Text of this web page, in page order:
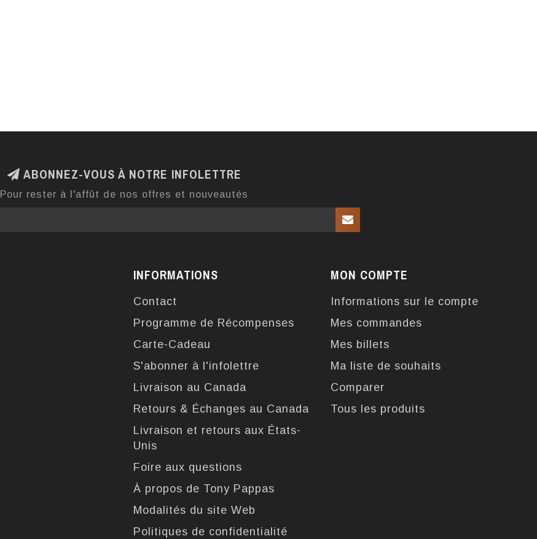
ABONNEZ-VOUS À NOTRE INFOLETTRE
Pour rester à l'affût de nos offres et nouveautés
INFORMATIONS
Contact
Programme de Récompenses
Carte-Cadeau
S'abonner à l'infolettre
Livraison au Canada
Retours & Échanges au Canada
Livraison et retours aux États-
Unis
Foire aux questions
À propos de Tony Pappas
Modalités du site Web
Politiques de confidentialité
MON COMPTE
Informations sur le compte
Mes commandes
Mes billets
Ma liste de souhaits
Comparer
Tous les produits